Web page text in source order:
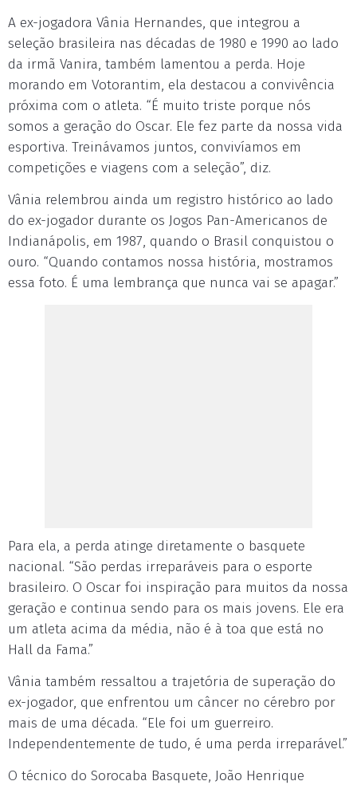
A ex-jogadora Vânia Hernandes, que integrou a
seleção brasileira nas décadas de 1980 e 1990 ao lado
da irmã Vanira, também lamentou a perda. Hoje
morando em Votorantim, ela destacou a convivência
próxima com o atleta. “É muito triste porque nós
somos a geração do Oscar. Ele fez parte da nossa vida
esportiva. Treinávamos juntos, convivíamos em
competições e viagens com a seleção”, diz.
Vânia relembrou ainda um registro histórico ao lado
do ex-jogador durante os Jogos Pan-Americanos de
Indianápolis, em 1987, quando o Brasil conquistou o
ouro. “Quando contamos nossa história, mostramos
essa foto. É uma lembrança que nunca vai se apagar.”
Para ela, a perda atinge diretamente o basquete
nacional. “São perdas irreparáveis para o esporte
brasileiro. O Oscar foi inspiração para muitos da nossa
geração e continua sendo para os mais jovens. Ele era
um atleta acima da média, não é à toa que está no
Hall da Fama.”
Vânia também ressaltou a trajetória de superação do
ex-jogador, que enfrentou um câncer no cérebro por
mais de uma década. “Ele foi um guerreiro.
Independentemente de tudo, é uma perda irreparável.”
O técnico do Sorocaba Basquete, João Henrique